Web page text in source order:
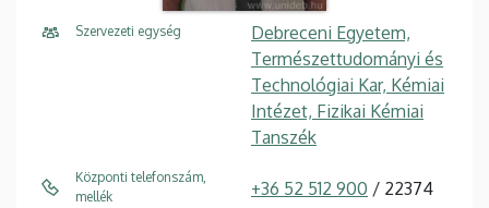
Szervezeti egység
Debreceni Egyetem,
Természettudományi és
Technológiai Kar, Kémiai
Intézet, Fizikai Kémiai
Tanszék
Központi telefonszám,
mellék
+36 52 512 900 / 22374